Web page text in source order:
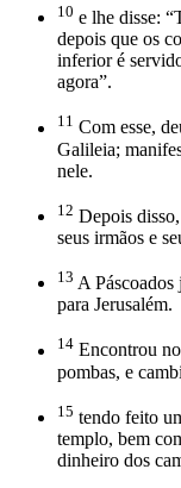
10 e lhe disse:
depois que os
inferior é
agora”.
11 Com esse,
Galileia;
nele.
12 Depois
seus irmãos e
13 A Páscoados
para Jerusalém.
14 Encontrou
pombas, e
15 tendo feito
templo, bem
dinheiro dos